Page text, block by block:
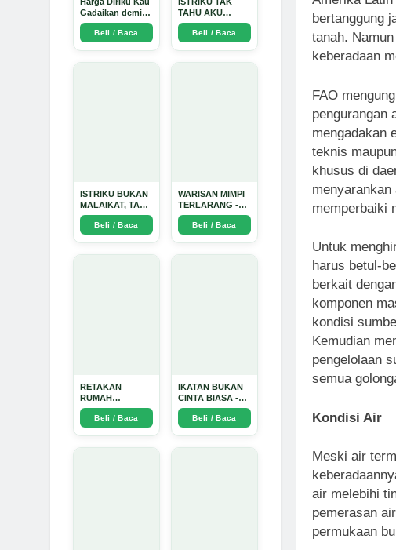
Gadaikan demi
Perempuan Itu -
Arda Dinata
Beli / Baca
TAHU AKU
PENGUSAHA
EMAS - Arda
Dinata
Beli / Baca
ISTRIKU BUKAN
MALAIKAT, TAPI
AKU JUGA
TIDAK SUCI -
Beli / Baca
WARISAN MIMPI
TERLARANG -
Arda Dinata
Beli / Baca
RETAKAN
RUMAH
TANGGA:
Sebuah
Perjalanan
Beli / Baca
IKATAN BUKAN
CINTA BIASA -
Arda Dinata
Beli / Baca
bertanggung
tanah.
keberadaan
FAO
pengurangan
mengadakan
teknis
khusus di
memperbaiki
Untuk
harus betul-
berkait
komponen
kondisi
Kemudian
pengelolaan
semua
Kondisi Air
Meski air
air melebihi
pemerasan
permukaan